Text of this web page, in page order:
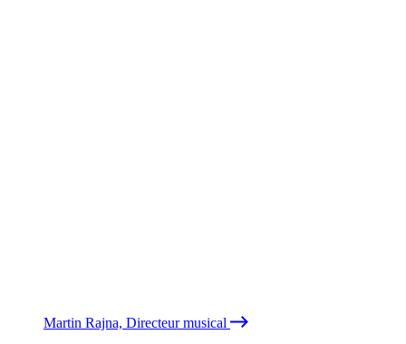
Martin Rajna, Directeur musical